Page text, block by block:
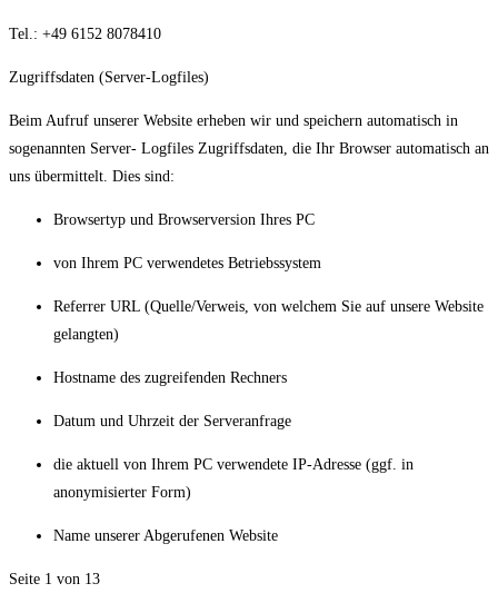
Tel.: +49 6152 8078410
Zugriffsdaten (Server-Logfiles)
Beim Aufruf unserer Website erheben wir und speichern automatisch in
sogenannten Server- Logfiles Zugriffsdaten, die Ihr Browser automatisch an
uns übermittelt. Dies sind:
Browsertyp und Browserversion Ihres PC
von Ihrem PC verwendetes Betriebssystem
Referrer URL (Quelle/Verweis, von welchem Sie auf unsere Website
gelangten)
Hostname des zugreifenden Rechners
Datum und Uhrzeit der Serveranfrage
die aktuell von Ihrem PC verwendete IP-Adresse (ggf. in
anonymisierter Form)
Name unserer Abgerufenen Website
Seite 1 von 13